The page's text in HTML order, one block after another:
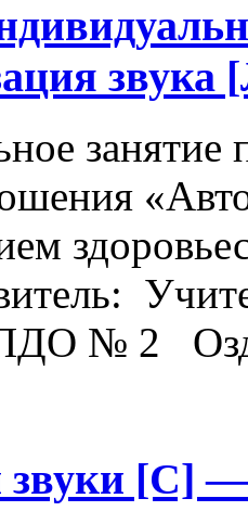
звука
занятие
№ 2
звуки [С]